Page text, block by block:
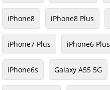
iPhone8 iPhone8 Plus
iPhone7 Plus iPhone6 Plus
iPhone6s Galaxy A55 5G